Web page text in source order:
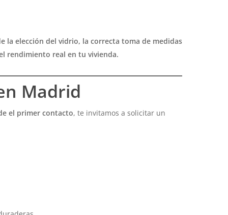
la elección del vidrio, la correcta toma de medidas
rendimiento real en tu vivienda.
Madrid
el primer contacto, te invitamos a solicitar un